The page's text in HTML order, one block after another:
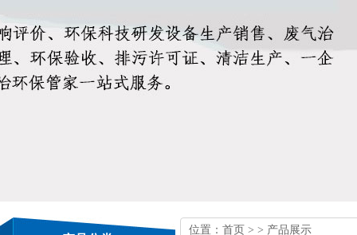
位置： 首页 > > 产品展示